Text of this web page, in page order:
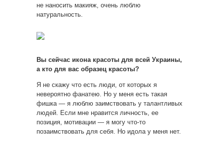
не наносить макияж, очень люблю
натуральность.
Вы сейчас икона красоты для всей Украины,
а кто для вас образец красоты?
Я не скажу что есть люди, от которых я
невероятно фанатею. Но у меня есть такая
фишка — я люблю заимствовать у талантливых
людей. Если мне нравится личность, ее
позиция, мотивации — я могу что-то
позаимствовать для себя. Но идола у меня нет.